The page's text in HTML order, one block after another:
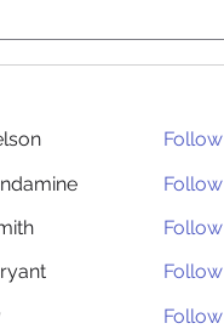
Follow
Follow
Follow
Follow
Follow